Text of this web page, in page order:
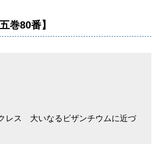
巻80番】
レス 大いなるビザンチウムに近づ